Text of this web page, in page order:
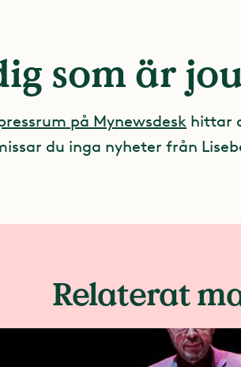
som är
på Mynewsdesk hittar
du inga nyheter från
Relaterat